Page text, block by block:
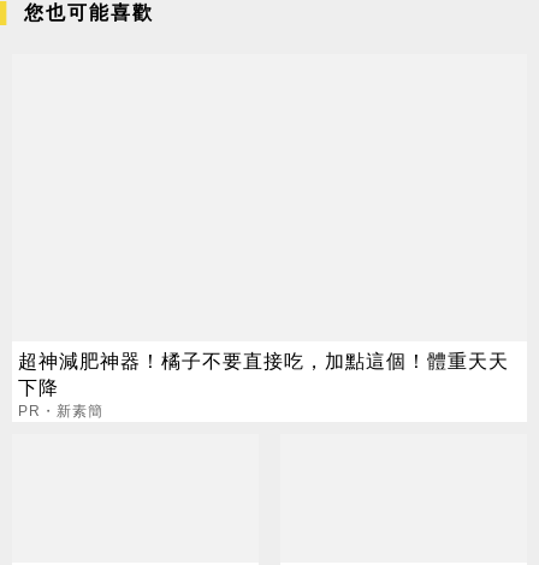
您也可能喜歡
超神減肥神器！橘子不要直接吃，加點這個！體重天天
下降
PR・新素簡